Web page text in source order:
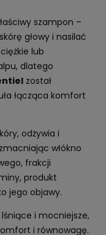
szampon –
głowy i nasilać
lub
dlatego
został
łącząca komfort
odżywia i
włókno
frakcji
produkt
jego objawy.
i mocniejsze,
i równowagę.